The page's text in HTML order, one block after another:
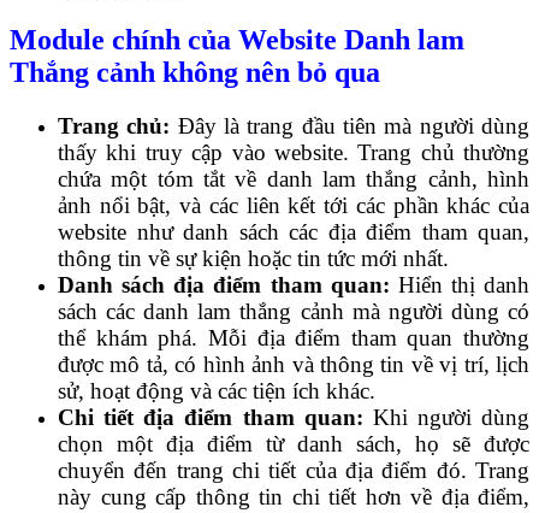
Module chính của Website Danh lam
Thắng cảnh không nên bỏ qua
Trang chủ: Đây là trang đầu tiên mà người dùng
thấy khi truy cập vào website. Trang chủ thường
chứa một tóm tắt về danh lam thắng cảnh, hình
ảnh nổi bật, và các liên kết tới các phần khác của
website như danh sách các địa điểm tham quan,
thông tin về sự kiện hoặc tin tức mới nhất.
Danh sách địa điểm tham quan: Hiển thị danh
sách các danh lam thắng cảnh mà người dùng có
thể khám phá. Mỗi địa điểm tham quan thường
được mô tả, có hình ảnh và thông tin về vị trí, lịch
sử, hoạt động và các tiện ích khác.
Chi tiết địa điểm tham quan: Khi người dùng
chọn một địa điểm từ danh sách, họ sẽ được
chuyển đến trang chi tiết của địa điểm đó. Trang
này cung cấp thông tin chi tiết hơn về địa điểm,